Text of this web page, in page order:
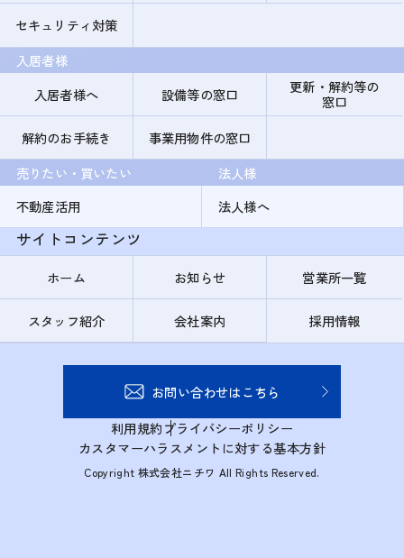
セキュリティ対策
入居者様
入居者様へ
設備等の窓口
更新・解約等の
窓口
解約のお手続き
事業用物件の窓口
売りたい・買いたい
不動産活用
法人様
法人様へ
サイトコンテンツ
ホーム お知らせ 営業所一覧
スタッフ紹介 会社案内 採用情報
お問い合わせはこちら
利用規約プライバシーポリシー
カスタマーハラスメントに対する基本方針
Copyright 株式会社ニチワ All Rights Reserved.